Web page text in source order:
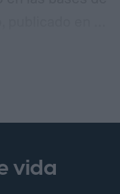
16 de las
de
de lenguaje
vida